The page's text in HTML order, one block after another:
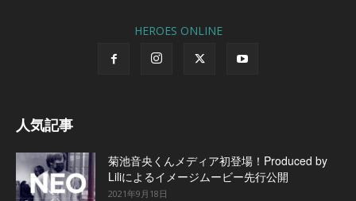
HEROES ONLINE
人気記事
菊池音央くんメディア初登場！Produced by
Liliによるイメージムービー先行公開
2021年9月18日